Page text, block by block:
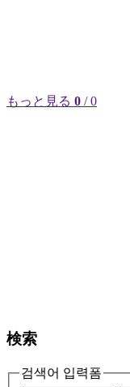
もっと見る 0 / 0
検索
검색어 입력폼